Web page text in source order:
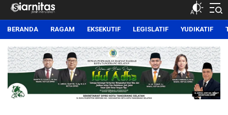
siarnitas
Jernih Menyiarkan
BERANDA RAGAM EKSEKUTIF LEGISLATIF YUDIKATIF